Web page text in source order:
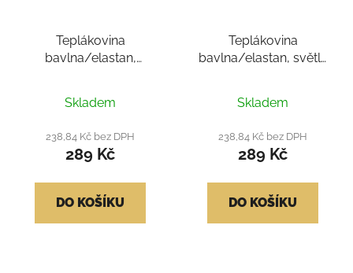
Teplákovina
bavlna/elastan,
Skladem
238,84 Kč bez DPH
289 Kč
DO KOŠÍKU
Teplákovina
bavlna/elastan, světle
hodnocení
produktu
je
z
Skladem
238,84 Kč bez DPH
289 Kč
DO KOŠÍKU